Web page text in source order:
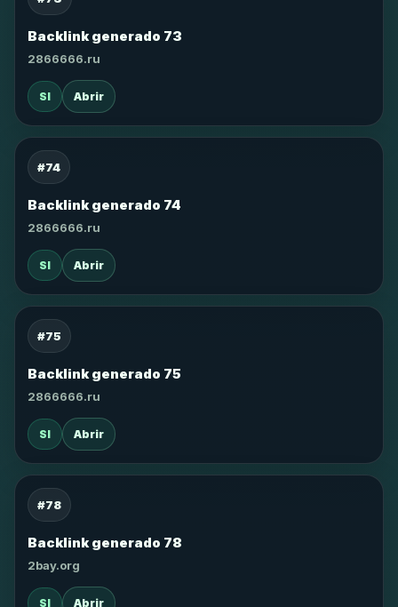
Backlink generado 73
2866666.ru
SI Abrir
#74
Backlink generado 74
2866666.ru
SI Abrir
#75
Backlink generado 75
2866666.ru
SI Abrir
#78
Backlink generado 78
2bay.org
SI Abrir